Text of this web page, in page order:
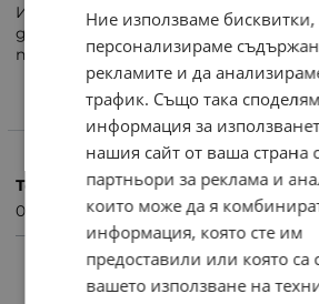
Инфрачервен програматор за
дистанционни управления. Има
прочитане на оригинални
Тегло (кг.)
0.10
ПРОДУКТИ С ПОДОБНИ
Ние използваме бисквитки,
персонализираме
рекламите и да
трафик. Също така
информация за
нашия сайт от ваша страна
партньори за реклама и
които може да я
информация, която сте им
предоставили или която са
вашето използване на